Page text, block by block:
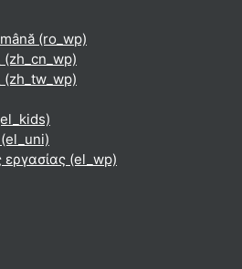
‎(ro_wp)‎
‎(zh_tw_wp)‎
‎(el_wp)‎